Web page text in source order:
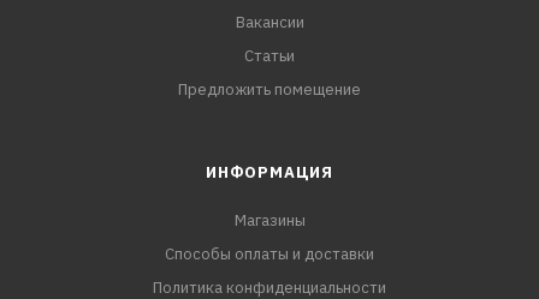
Вакансии
Статьи
Предложить помещение
ИНФОРМАЦИЯ
Магазины
Способы оплаты и доставки
Политика конфиденциальности